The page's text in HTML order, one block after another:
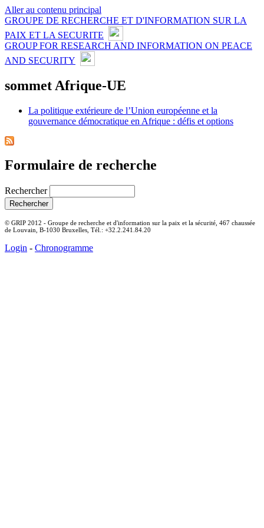
Aller au contenu principal
GROUPE DE RECHERCHE ET D'INFORMATION SUR LA
PAIX ET LA SECURITE
GROUP FOR RESEARCH AND INFORMATION ON PEACE
AND SECURITY
sommet Afrique-UE
La politique extérieure de l’Union européenne et la
gouvernance démocratique en Afrique : défis et options
Formulaire de recherche
Rechercher
© GRIP 2012 - Groupe de recherche et d'information sur la paix et la sécurité, 467 chaussée
de Louvain, B-1030 Bruxelles, Tél.: +32.2.241.84.20
Login - Chronogramme